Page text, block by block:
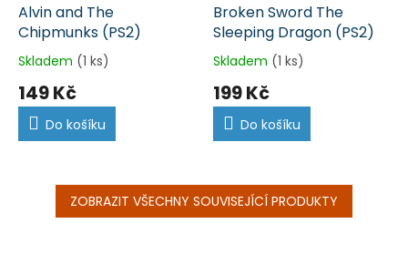
Alvin and The
Chipmunks (PS2)
Skladem (1 ks)
149 Kč
Do košíku
Broken Sword The
Sleeping Dragon (PS2)
Skladem (1 ks)
199 Kč
Do košíku
ZOBRAZIT VŠECHNY SOUVISEJÍCÍ PRODUKTY